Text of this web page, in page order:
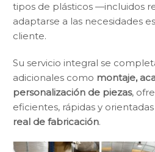
tipos de plásticos —incluidos
adaptarse a las necesidades
cliente.
Su servicio integral se
adicionales como montaje,
personalización de piezas,
eficientes, rápidas y
real de fabricación.